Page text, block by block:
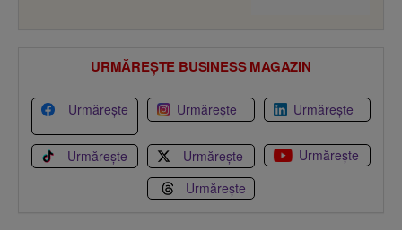
URMĂREȘTE BUSINESS MAGAZIN
Urmărește Urmărește Urmărește
Urmărește Urmărește
Urmărește
Urmărește